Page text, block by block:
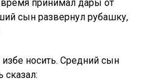
время принимал дары от
сын развернул рубашку,
носить. Средний сын
сказал: